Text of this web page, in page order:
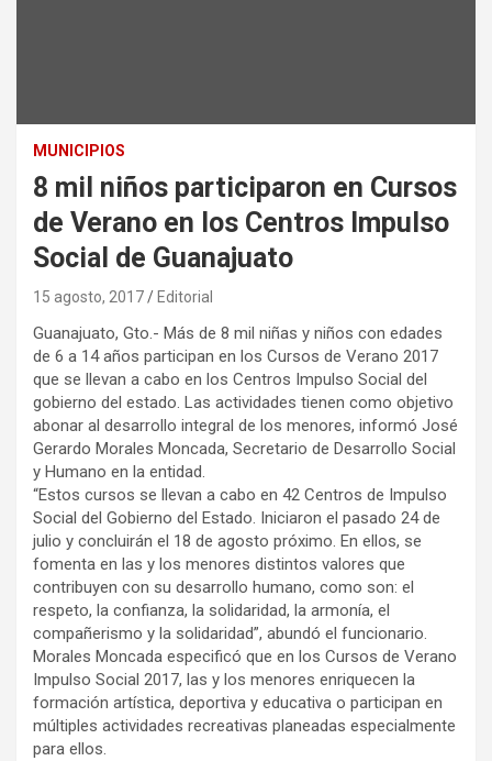
MUNICIPIOS
8 mil niños participaron en Cursos
de Verano en los Centros Impulso
Social de Guanajuato
15 agosto, 2017 Editorial
Guanajuato, Gto.- Más de 8 mil niñas y niños con edades
de 6 a 14 años participan en los Cursos de Verano 2017
que se llevan a cabo en los Centros Impulso Social del
gobierno del estado. Las actividades tienen como objetivo
abonar al desarrollo integral de los menores, informó José
Gerardo Morales Moncada, Secretario de Desarrollo Social
y Humano en la entidad.
“Estos cursos se llevan a cabo en 42 Centros de Impulso
Social del Gobierno del Estado. Iniciaron el pasado 24 de
julio y concluirán el 18 de agosto próximo. En ellos, se
fomenta en las y los menores distintos valores que
contribuyen con su desarrollo humano, como son: el
respeto, la confianza, la solidaridad, la armonía, el
compañerismo y la solidaridad”, abundó el funcionario.
Morales Moncada especificó que en los Cursos de Verano
Impulso Social 2017, las y los menores enriquecen la
formación artística, deportiva y educativa o participan en
múltiples actividades recreativas planeadas especialmente
para ellos.